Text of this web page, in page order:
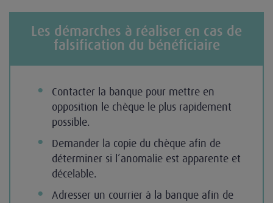
Les démarches à réaliser en cas de
falsification du bénéficiaire
Contacter la banque pour mettre en
opposition le chèque le plus rapidement
possible.
Demander la copie du chèque afin de
déterminer si l’anomalie est apparente et
décelable.
Adresser un courrier à la banque afin de